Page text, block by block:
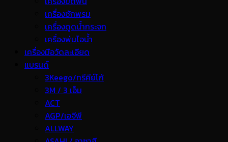
เครื่องซักพรม
เครื่องดูดน้ำกระจก
เครื่องพ่นไอน้ำ
เครื่องมือวัดละเอียด
แบรนด์
3Keego/ทรีคีย์โก้
3M / 3 เอ็ม
ACT
AGP/เอจีพี
ALLWAY